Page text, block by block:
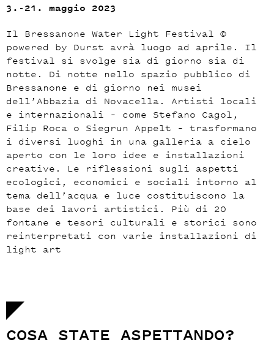
3.-21. maggio 2023
Il Bressanone Water Light Festival ©
powered by Durst avrà luogo ad aprile. Il
festival si svolge sia di giorno sia di
notte. Di notte nello spazio pubblico di
Bressanone e di giorno nei musei
dell’Abbazia di Novacella. Artisti locali
e internazionali
–
come Stefano Cagol,
Filip Roca o Siegrun Appelt – trasformano
i diversi luoghi in una galleria a cielo
aperto con le loro idee e installazioni
creative. Le riflessioni sugli aspetti
ecologici, economici e sociali intorno al
tema dell’acqua e luce costituiscono la
base dei lavori artistici . Più di 20
fontane e tesori culturali e storici sono
reinterpretati con varie installazioni di
light art
COSA STATE ASPETTANDO?